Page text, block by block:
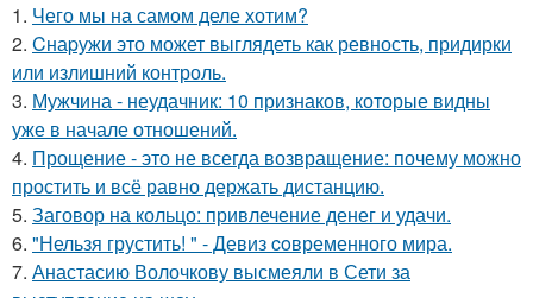
1. Чего мы на самом деле хотим?
2. Cнаpужи это может выглядеть как ревность, придирки
или излишний контроль.
3. Мужчина - неудачник: 10 признаков, которые видны
уже в начале отношений.
4. Прощение - это не всегда возвращение: почему можно
простить и всё равно держать дистанцию.
5. Заговор на кольцо: привлечение денег и удачи.
6. "Нельзя грустить! " - Девиз coвременного мира.
7. Анастасию Волочкову высмеяли в Сети за